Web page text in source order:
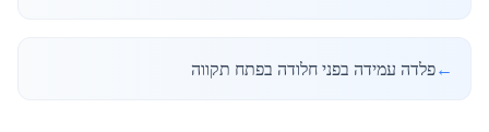
←פלדה עמידה בפני חלודה בפתח תקווה